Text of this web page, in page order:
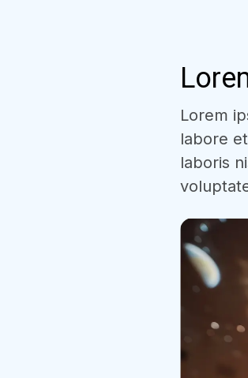
Lorem
labore
laboris